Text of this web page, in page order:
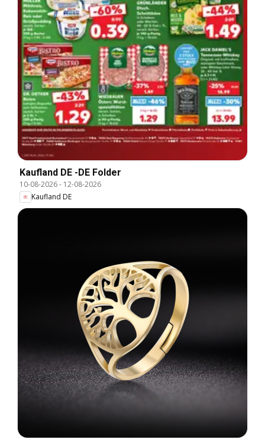
Kaufland DE -DE Folder
10-08-2026- 12-08-2026
Kaufland DE